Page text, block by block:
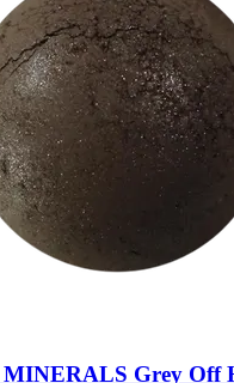
Grey Off